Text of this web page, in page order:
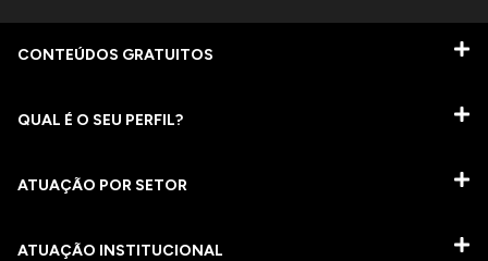
CONTEÚDOS GRATUITOS
QUAL É O SEU PERFIL?
ATUAÇÃO POR SETOR
ATUAÇÃO INSTITUCIONAL